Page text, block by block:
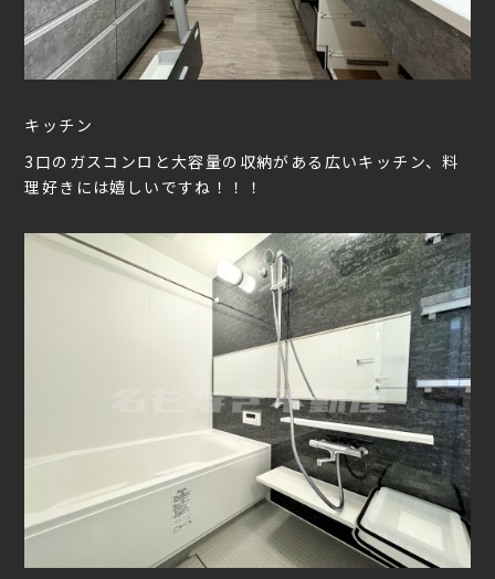
キッチン
3口のガスコンロと大容量の収納がある広いキッチン、料
理好きには嬉しいですね！！！